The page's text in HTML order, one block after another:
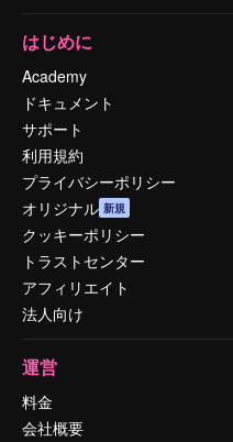
はじめに
Academy
ドキュメント
サポート
利用規約
プライバシーポリシー
オリジナル 新規
クッキーポリシー
トラストセンター
アフィリエイト
法人向け
運営
料金
会社概要